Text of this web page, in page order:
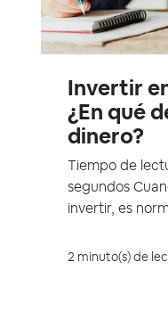
Invertir
¿En qué
dinero?
Tiempo de
segundos
invertir, es
2 minuto(s) de